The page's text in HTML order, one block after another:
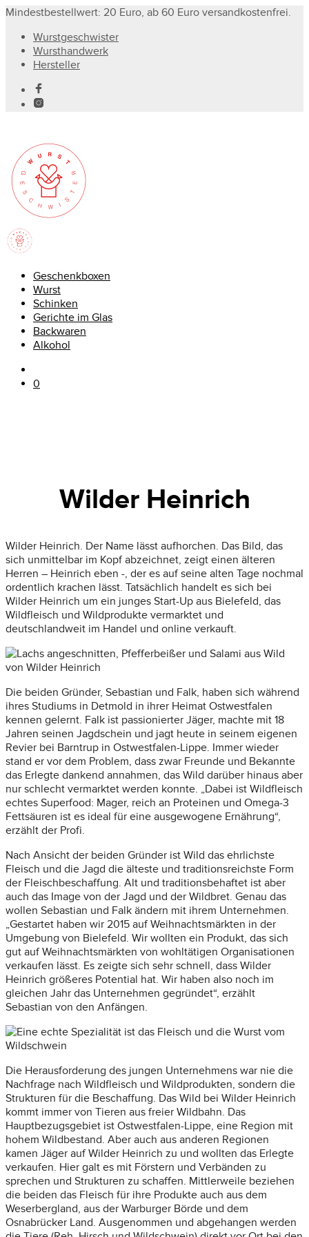
Mindestbestellwert: 20 Euro, ab 60 Euro versandkostenfrei.
Wurstgeschwister
Wursthandwerk
Hersteller
Geschenkboxen
Wurst
Schinken
Gerichte im Glas
Backwaren
Alkohol
0
Wilder Heinrich
Wilder Heinrich. Der Name lässt aufhorchen. Das Bild, das
sich unmittelbar im Kopf abzeichnet, zeigt einen älteren
Herren – Heinrich eben -, der es auf seine alten Tage nochmal
ordentlich krachen lässt. Tatsächlich handelt es sich bei
Wilder Heinrich um ein junges Start-Up aus Bielefeld, das
Wildfleisch und Wildprodukte vermarktet und
deutschlandweit im Handel und online verkauft.
Die beiden Gründer, Sebastian und Falk, haben sich während
ihres Studiums in Detmold in ihrer Heimat Ostwestfalen
kennen gelernt. Falk ist passionierter Jäger, machte mit 18
Jahren seinen Jagdschein und jagt heute in seinem eigenen
Revier bei Barntrup in Ostwestfalen-Lippe. Immer wieder
stand er vor dem Problem, dass zwar Freunde und Bekannte
das Erlegte dankend annahmen, das Wild darüber hinaus aber
nur schlecht vermarktet werden konnte. „Dabei ist Wildfleisch
echtes Superfood: Mager, reich an Proteinen und Omega-3
Fettsäuren ist es ideal für eine ausgewogene Ernährung“,
erzählt der Profi.
Nach Ansicht der beiden Gründer ist Wild das ehrlichste
Fleisch und die Jagd die älteste und traditionsreichste Form
der Fleischbeschaffung. Alt und traditionsbehaftet ist aber
auch das Image von der Jagd und der Wildbret. Genau das
wollen Sebastian und Falk ändern mit ihrem Unternehmen.
„Gestartet haben wir 2015 auf Weihnachtsmärkten in der
Umgebung von Bielefeld. Wir wollten ein Produkt, das sich
gut auf Weihnachtsmärkten von wohltätigen Organisationen
verkaufen lässt. Es zeigte sich sehr schnell, dass Wilder
Heinrich größeres Potential hat. Wir haben also noch im
gleichen Jahr das Unternehmen gegründet“, erzählt
Sebastian von den Anfängen.
Die Herausforderung des jungen Unternehmens war nie die
Nachfrage nach Wildfleisch und Wildprodukten, sondern die
Strukturen für die Beschaffung. Das Wild bei Wilder Heinrich
kommt immer von Tieren aus freier Wildbahn. Das
Hauptbezugsgebiet ist Ostwestfalen-Lippe, eine Region mit
hohem Wildbestand. Aber auch aus anderen Regionen
kamen Jäger auf Wilder Heinrich zu und wollten das Erlegte
verkaufen. Hier galt es mit Förstern und Verbänden zu
sprechen und Strukturen zu schaffen. Mittlerweile beziehen
die beiden das Fleisch für ihre Produkte auch aus dem
Weserbergland, aus der Warburger Börde und dem
Osnabrücker Land. Ausgenommen und abgehangen werden